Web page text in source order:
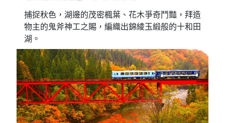
捕捉秋色，湖邊的茂密楓葉、花木爭奇鬥豔，拜造
物主的鬼斧神工之賜，編織出錦綾玉緞般的十和田
湖。